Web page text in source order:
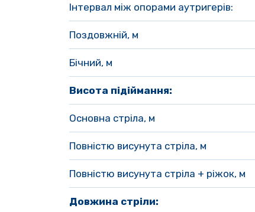
Інтервал між опорами аутригерів:
Поздовжній, м
Бічний, м
Висота підіймання:
Основна стріла, м
Повністю висунута стріла, м
Повністю висунута стріла + ріжок, м
Довжина стріли: